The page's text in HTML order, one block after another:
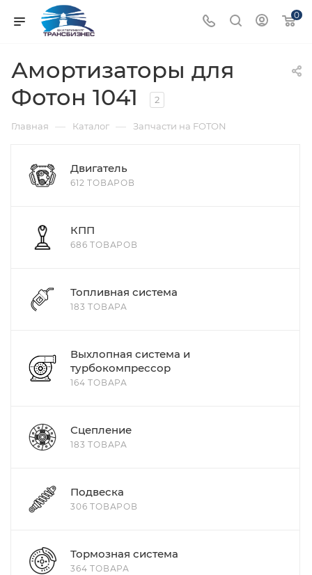
0
Амортизаторы для
Фотон 1041
2
Главная — Каталог — Запчасти на FOTON
Двигатель
612 ТОВАРОВ
КПП
686 ТОВАРОВ
Топливная система
183 ТОВАРА
Выхлопная система и
турбокомпрессор
164 ТОВАРА
Сцепление
183 ТОВАРА
Подвеска
306 ТОВАРОВ
Тормозная система
364 ТОВАРА